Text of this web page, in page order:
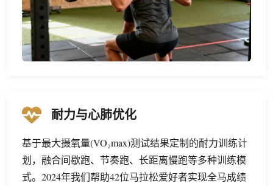
耐力与心肺优化
基于最大摄氧量(VO₂max)测试结果定制的耐力训练计
划，融合间歇跑、节奏跑、长距离慢跑等多种训练模
式。2024年我们帮助42位马拉松爱好者实现全马成绩